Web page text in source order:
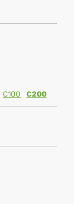
C100 C200